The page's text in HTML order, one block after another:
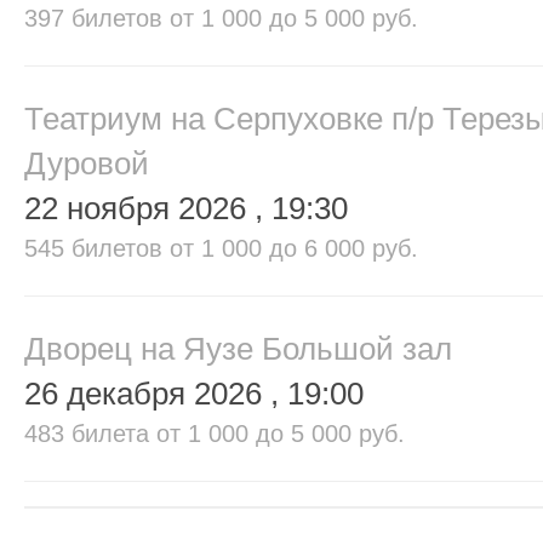
397 билетов от 1 000 до 5 000 руб.
Театриум на Серпуховке п/р
Дуровой
22 ноября 2026 , 19:30
545 билетов от 1 000 до 6 000 руб.
Дворец на Яузе Большой зал
26 декабря 2026 , 19:00
483 билета от 1 000 до 5 000 руб.